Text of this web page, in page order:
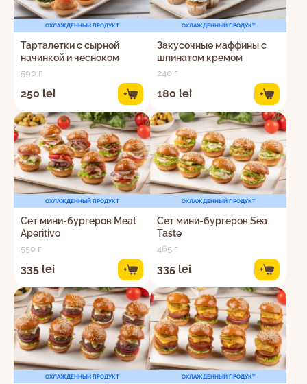
ОХЛАЖДЕННЫЙ ПРОДУКТ
Тарталетки с сырной
начинкой и чесноком
590 г
250 lei +
ОХЛАЖДЕННЫЙ ПРОДУКТ
Закусочные маффины с
шпинатом кремом
240 г
180 lei +
ОХЛАЖДЕННЫЙ ПРОДУКТ
Сет мини-бургеров Meat
Aperitivo
550 г
335 lei +
ОХЛАЖДЕННЫЙ ПРОДУКТ
Сет мини-бургеров Sea
Taste
465 г
335 lei +
ОХЛАЖДЕННЫЙ ПРОДУКТ ОХЛАЖДЕННЫЙ ПРОДУКТ